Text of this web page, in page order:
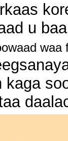
u
waa
kaga